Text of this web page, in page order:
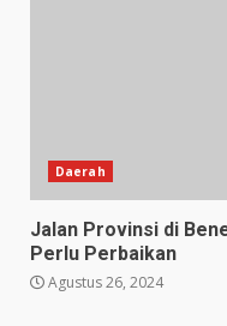
Daerah
Jalan Provinsi di
Perlu Perbaikan
Agustus 26, 2024